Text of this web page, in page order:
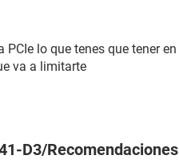
lo que tenes que tener en
va a limitarte
D3/Recomendaciones